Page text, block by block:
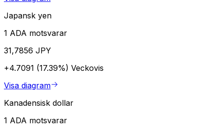
Japansk yen
1 ADA motsvarar
31,7856 JPY
+4.7091 (17.39%) Veckovis
Visa diagram
Kanadensisk dollar
1 ADA motsvarar